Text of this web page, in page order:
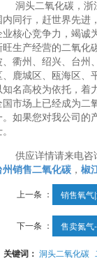
洞头二氧化碳，浙
内同行，赶世界先进
业核心竞争力，竭诚
旺生产经营的二氧化
、衢州、绍兴、台州
、鹿城区、瓯海区、
知名高校为依托，着
国市场上已经成为二
。如果您对我公司的
供应详情请来电咨
州销售二氧化碳， 椒
上一条 ： 销售氧气
下一条 ： 售卖氮气
关键词： 洞头二氧化碳